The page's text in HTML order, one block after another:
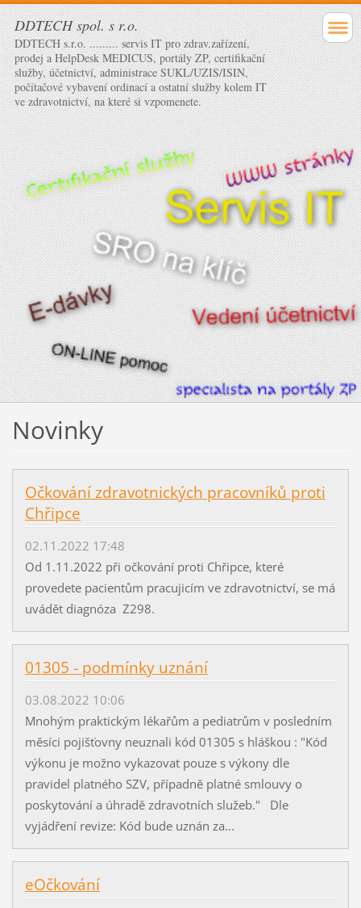
DDTECH spol. s r.o.
DDTECH s.r.o. ......... servis IT pro zdrav.zařízení,
prodej a HelpDesk MEDICUS, portály ZP, certifikační
služby, účetnictví, administrace SUKL/UZIS/ISIN,
počítačové vybavení ordinací a ostatní služby kolem IT
ve zdravotnictví, na které si vzpomenete.
Novinky
Očkování zdravotnických pracovníků proti
Chřipce
02.11.2022 17:48
Od 1.11.2022 při očkování proti Chřipce, které
provedete pacientům pracujicím ve zdravotnictví, se má
uvádět diagnóza Z298.
01305 - podmínky uznání
03.08.2022 10:06
Mnohým praktickým lékařům a pediatrům v posledním
měsíci pojišťovny neuznali kód 01305 s hláškou : "Kód
výkonu je možno vykazovat pouze s výkony dle
pravidel platného SZV, případně platné smlouvy o
poskytování a úhradě zdravotních služeb." Dle
vyjádření revize: Kód bude uznán za...
eOčkování